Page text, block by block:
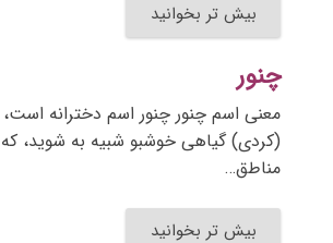
بیش تر بخوانید
چنور
معنی اسم چنور چنور اسم دخترانه
(کردی) گیاهی خوشبو شبیه به شوید،
مناطق…
بیش تر بخوانید